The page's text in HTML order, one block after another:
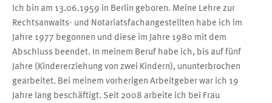
Ich bin am 13.06.1959 in Berlin geboren. Meine Lehre zur
Rechtsanwalts- und Notariatsfachangestellten habe ich im
Jahre 1977 begonnen und diese im Jahre 1980 mit dem
Abschluss beendet. In meinem Beruf habe ich, bis auf fünf
Jahre (Kindererziehung von zwei Kindern), ununterbrochen
gearbeitet. Bei meinem vorherigen Arbeitgeber war ich 19
Jahre lang beschäftigt. Seit 2008 arbeite ich bei Frau